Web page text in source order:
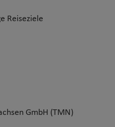
Reiseziele
GmbH (TMN)